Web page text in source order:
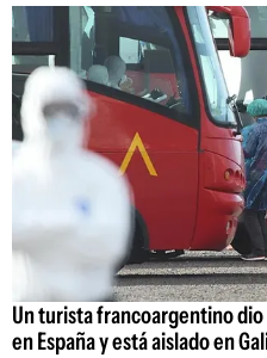
Un turista francoargentino
en España y está aislado en